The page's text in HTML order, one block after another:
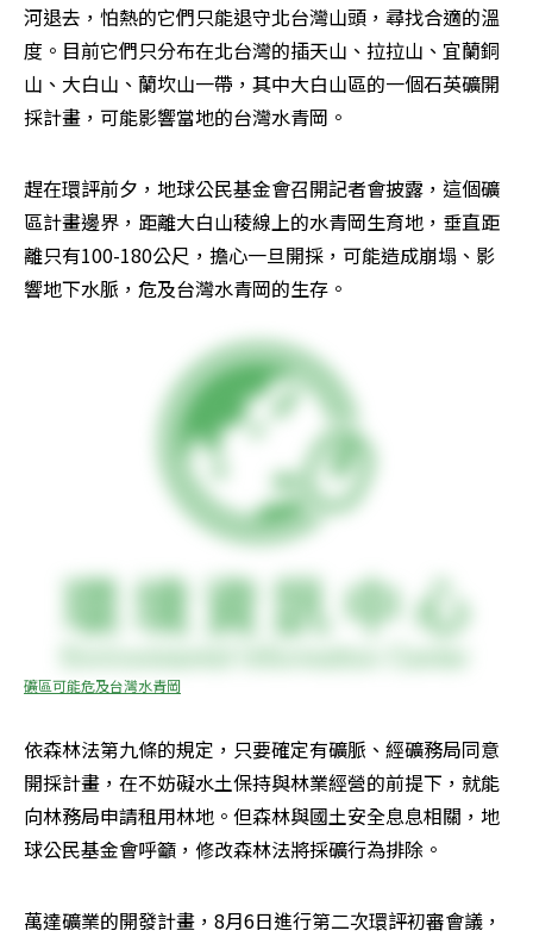
河退去，怕熱的它們只能退守北台灣山頭，尋找合適的溫
度。目前它們只分布在北台灣的插天山、拉拉山、宜蘭銅
山、大白山、蘭坎山一帶，其中大白山區的一個石英礦開
採計畫，可能影響當地的台灣水青岡。
趕在環評前夕，地球公民基金會召開記者會披露，這個礦
區計畫邊界，距離大白山稜線上的水青岡生育地，垂直距
離只有100-180公尺，擔心一旦開採，可能造成崩塌、影
響地下水脈，危及台灣水青岡的生存。
礦區可能危及台灣水青岡
依森林法第九條的規定，只要確定有礦脈、經礦務局同意
開採計畫，在不妨礙水土保持與林業經營的前提下，就能
向林務局申請租用林地。但森林與國土安全息息相關，地
球公民基金會呼籲，修改森林法將採礦行為排除。
萬達礦業的開發計畫，8月6日進行第二次環評初審會議，